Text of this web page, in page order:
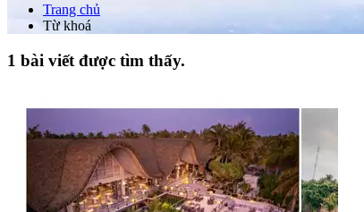
Trang chủ
Từ khoá
1 bài viết được tìm thấy.